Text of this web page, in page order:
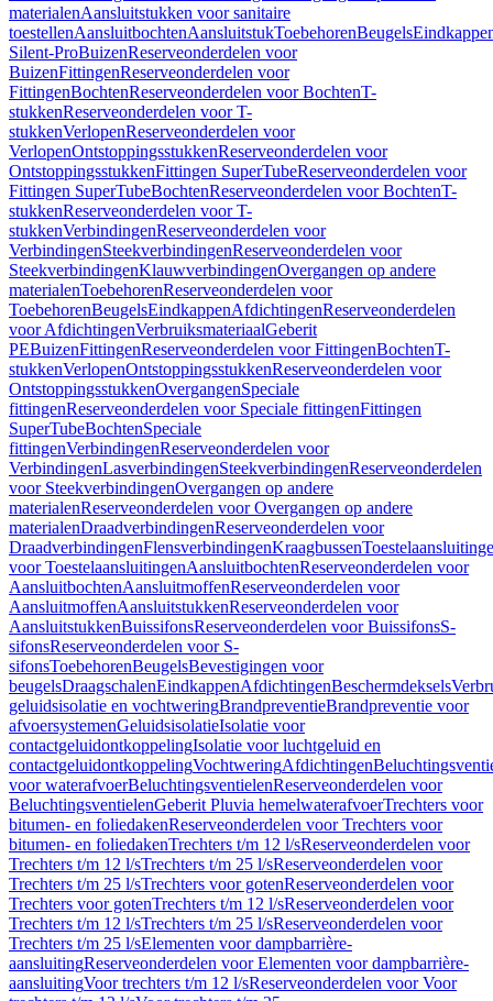
materialenAansluitstukken voor sanitaire
toestellenAansluitbochtenAansluitstukToebehorenBeugels
Silent-ProBuizenReserveonderdelen voor
BuizenFittingenReserveonderdelen voor
FittingenBochtenReserveonderdelen voor BochtenT-
stukkenReserveonderdelen voor T-
stukkenVerlopenReserveonderdelen voor
VerlopenOntstoppingsstukkenReserveonderdelen voor
OntstoppingsstukkenFittingen SuperTubeReserveonderdelen voor
Fittingen SuperTubeBochtenReserveonderdelen voor BochtenT-
stukkenReserveonderdelen voor T-
stukkenVerbindingenReserveonderdelen voor
VerbindingenSteekverbindingenReserveonderdelen voor
SteekverbindingenKlauwverbindingenOvergangen op andere
materialenToebehorenReserveonderdelen voor
ToebehorenBeugelsEindkappenAfdichtingenReserveonderdelen
voor AfdichtingenVerbruiksmateriaalGeberit
PEBuizenFittingenReserveonderdelen voor FittingenBochtenT-
stukkenVerlopenOntstoppingsstukkenReserveonderdelen voor
OntstoppingsstukkenOvergangenSpeciale
fittingenReserveonderdelen voor Speciale fittingenFittingen
SuperTubeBochtenSpeciale
fittingenVerbindingenReserveonderdelen voor
VerbindingenLasverbindingenSteekverbindingenReserveonderdelen
voor SteekverbindingenOvergangen op andere
materialenReserveonderdelen voor Overgangen op andere
materialenDraadverbindingenReserveonderdelen voor
DraadverbindingenFlensverbindingenKraagbussen
voor ToestelaansluitingenAansluitbochtenReserveonderdelen voor
AansluitbochtenAansluitmoffenReserveonderdelen voor
AansluitmoffenAansluitstukkenReserveonderdelen voor
AansluitstukkenBuissifonsReserveonderdelen voor BuissifonsS-
sifonsReserveonderdelen voor S-
sifonsToebehorenBeugelsBevestigingen voor
beugelsDraagschalenEindkappenAfdichtingenBeschermdeksels
geluidsisolatie en vochtweringBrandpreventieBrandpreventie voor
afvoersystemenGeluidsisolatieIsolatie voor
contactgeluidontkoppelingIsolatie voor luchtgeluid en
contactgeluidontkoppelingVochtweringAfdichtingen
voor waterafvoerBeluchtingsventielenReserveonderdelen voor
BeluchtingsventielenGeberit Pluvia hemelwaterafvoerTrechters voor
bitumen- en foliedakenReserveonderdelen voor Trechters voor
bitumen- en foliedakenTrechters t/m 12 l/sReserveonderdelen voor
Trechters t/m 12 l/sTrechters t/m 25 l/sReserveonderdelen voor
Trechters t/m 25 l/sTrechters voor gotenReserveonderdelen voor
Trechters voor gotenTrechters t/m 12 l/sReserveonderdelen voor
Trechters t/m 12 l/sTrechters t/m 25 l/sReserveonderdelen voor
Trechters t/m 25 l/sElementen voor dampbarrière-
aansluitingReserveonderdelen voor Elementen voor dampbarrière-
aansluitingVoor trechters t/m 12 l/sReserveonderdelen voor Voor